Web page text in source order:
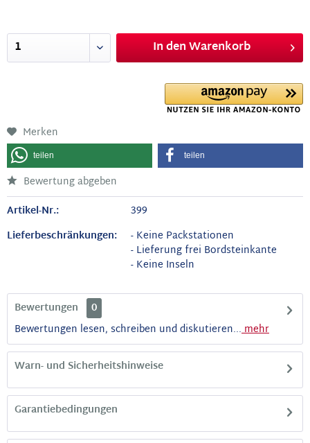
In denWarenkorb
Merken
teilen teilen
Bewertung abgeben
Artikel-Nr.:
399
Lieferbeschränkungen:
- Keine Packstationen
- Lieferung frei Bordsteinkante
- Keine Inseln
Garantiebedingungen
Warn- und Sicherheitshinweise
Bewertungen
0
Bewertungen lesen, schreiben und diskutieren...mehr